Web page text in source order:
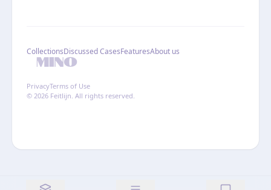
CollectionsDiscussed CasesFeaturesAbout us
PrivacyTerms of Use
© 2026 Feitlijn. All rights reserved.